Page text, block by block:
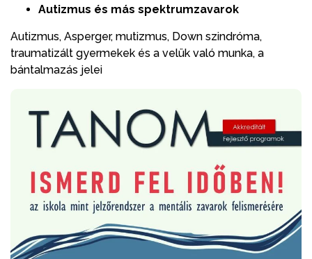
Autizmus és más spektrumzavarok
Autizmus, Asperger, mutizmus, Down szindróma,
traumatizált gyermekek és a velük való munka, a
bántalmazás jelei